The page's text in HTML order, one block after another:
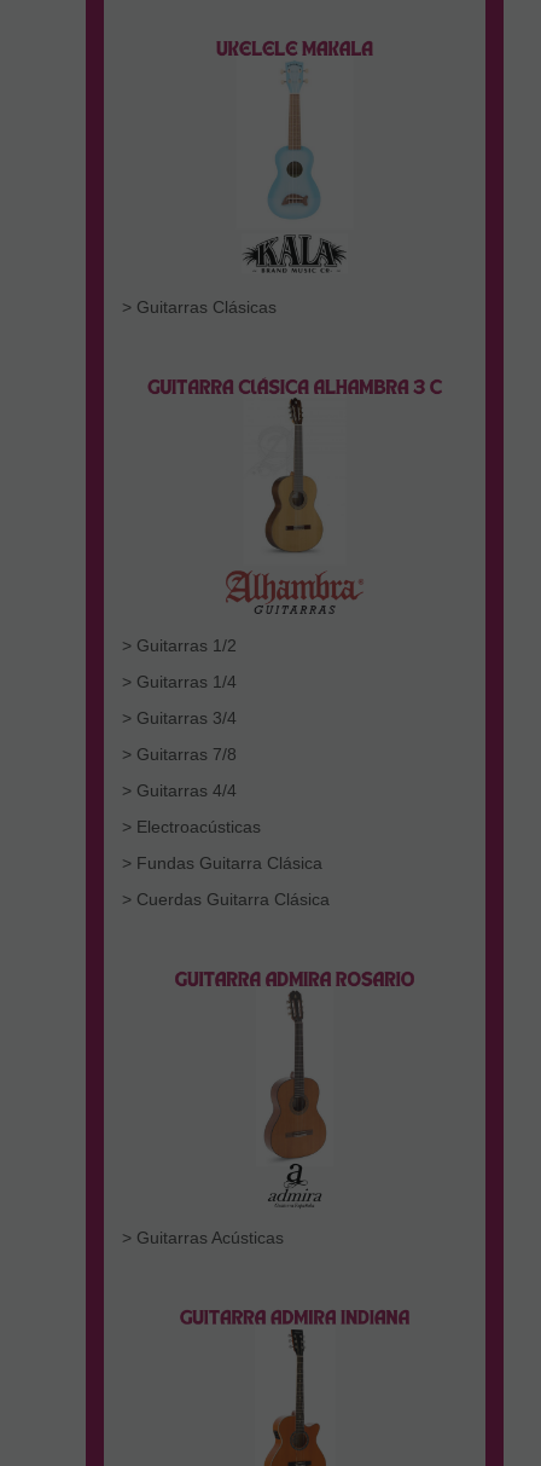
> Guitarras Clásicas
> Guitarras 1/2
> Guitarras 1/4
> Guitarras 3/4
> Guitarras 7/8
> Guitarras 4/4
> Electroacústicas
> Fundas Guitarra Clásica
> Cuerdas Guitarra Clásica
> Guitarras Acústicas